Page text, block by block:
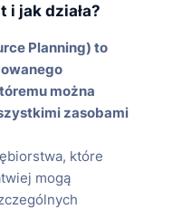
i jak działa?
Planning) to
można
zasobami
które
mogą